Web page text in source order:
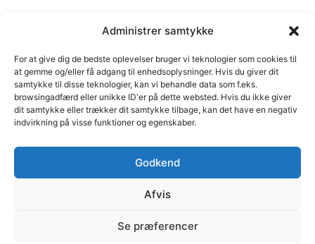
Administrer samtykke
For at give dig de bedste oplevelser bruger vi teknologier som cookies til
at gemme og/eller få adgang til enhedsoplysninger. Hvis du giver dit
samtykke til disse teknologier, kan vi behandle data som f.eks.
browsingadfærd eller unikke ID'er på dette websted. Hvis du ikke giver
dit samtykke eller trækker dit samtykke tilbage, kan det have en negativ
indvirkning på visse funktioner og egenskaber.
Godkend
Afvis
Se præferencer
nr. 35111484 | E-mail: cb@cmarketing.dk | Telefon 51 59